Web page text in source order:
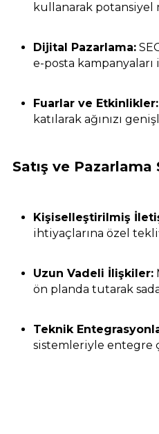
kullanarak potansiyel
Dijital Pazarlama:
e-posta
Fuarlar ve Etkinlikler:
katılarak ağınızı
Satış ve
Kişiselleştirilmiş
ihtiyaçlarına özel
Uzun Vadeli İlişkiler:
ön planda tutarak
Teknik
sistemleriyle entegre